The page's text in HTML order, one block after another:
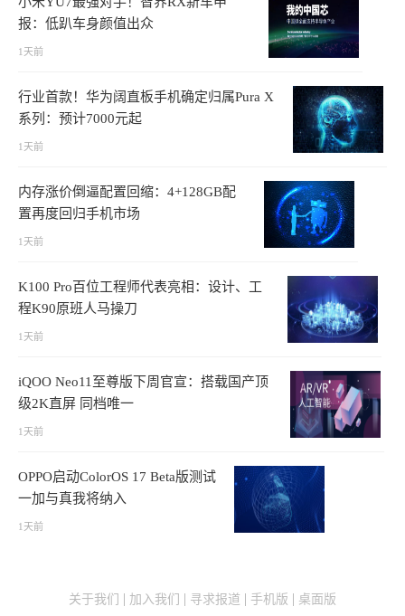
报：低趴车身颜值出众
1天前
行业首款！华为阔直板手机确定归属Pura X
系列：预计7000元起
1天前
内存涨价倒逼配置回缩：4+128GB配
置再度回归手机市场
1天前
K100 Pro百位工程师代表亮相：设计、工
程K90原班人马操刀
1天前
iQOO Neo11至尊版下周官宣：搭载国产顶
级2K直屏 同档唯一
1天前
OPPO启动ColorOS 17 Beta版测试
一加与真我将纳入
1天前
关于我们 加入我们 寻求报道 手机版 桌面版